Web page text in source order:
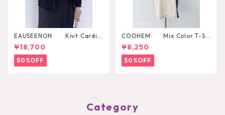
EAUSEENON Knit Cardig
an
¥18,700
50%OFF
COOHEM Mix Color T-SH
IRT
¥8,250
50%OFF
Category